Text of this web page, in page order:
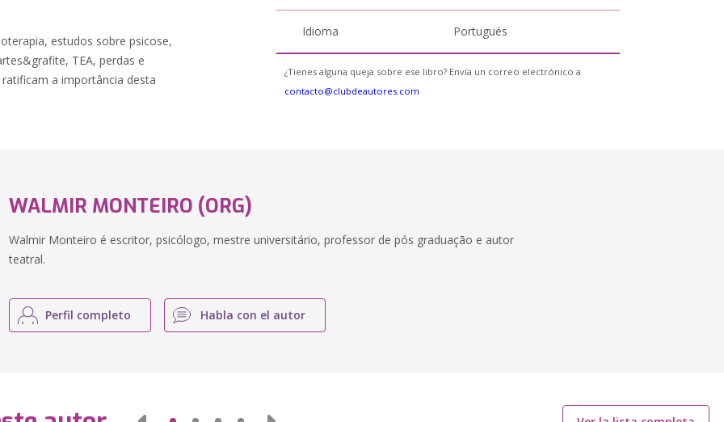
estudos sobre psicose,
TEA, perdas e
a importância desta
Idioma Portugués
¿Tienes alguna queja sobre ese libro? Envía un correo electrónico a
contacto@clubdeautores.com
WALMIR MONTEIRO (ORG)
Walmir Monteiro é escritor, psicólogo, mestre universitário, professor de pós graduação e autor
teatral.
Perfil completo Habla con el autor